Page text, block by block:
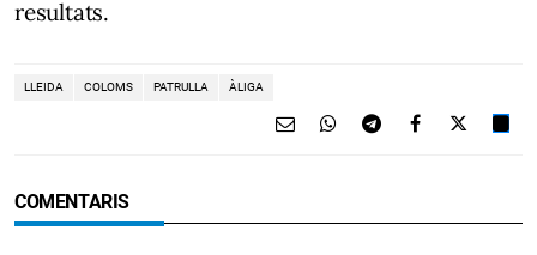
resultats.
LLEIDA COLOMS PATRULLA ÀLIGA
COMENTARIS